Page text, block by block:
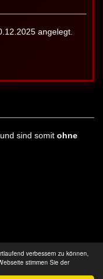
verbessern zu können,
stimmen Sie der
angelegt.
sind somit ohne